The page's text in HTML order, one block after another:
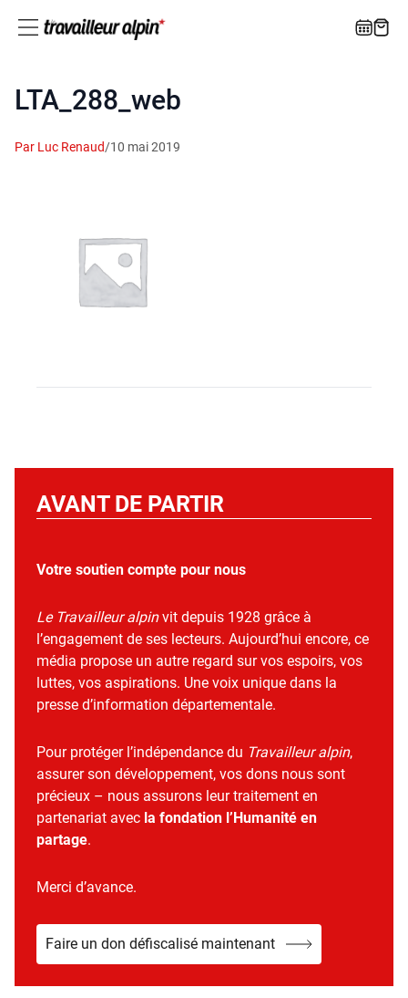
LTA_288_web
Par Luc Renaud/10 mai 2019
AVANT DE PARTIR
Votre soutien compte pour nous
Le Travailleur alpinvit depuis 1928 grâce à
l’engagement de ses lecteurs. Aujourd’hui encore, ce
média propose un autre regard sur vos espoirs, vos
luttes, vos aspirations. Une voix unique dans la
presse d’information départementale.
Pour protéger l’indépendance du Travailleur alpin,
assurer son développement, vos dons nous sont
précieux – nous assurons leur traitement en
partenariat avec la fondation l’Humanité en
partage.
Merci d’avance.
Faire un don défiscalisé maintenant